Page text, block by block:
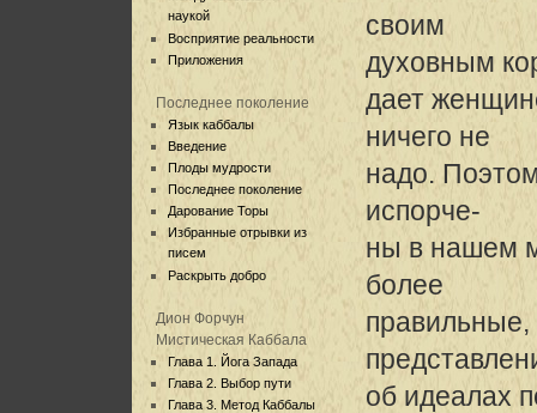
наукой
Восприятие реальности
Приложения
Последнее поколение
Язык каббалы
Введение
Плоды мудрости
Последнее поколение
Дарование Торы
Избранные отрывки из
писем
Раскрыть добро
Дион Форчун
Мистическая Каббала
Глава 1. Йога Запада
Глава 2. Выбор пути
Глава 3. Метод Каббалы
своим
духовным
дает
ничего не
надо.
испорче-
ны в нашем
более
об идеалах